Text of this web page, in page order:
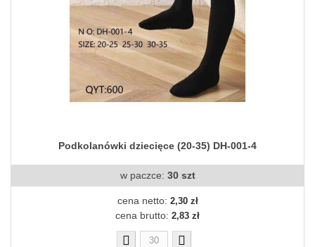
Podkolanówki dziecięce (20-35) DH-001-4
w paczce: 30 szt
cena netto: 2,30 zł
cena brutto: 2,83 zł